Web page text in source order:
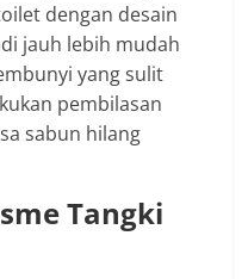
dengan desain
jauh lebih mudah
yang sulit
pembilasan
sabun hilang
Tangki